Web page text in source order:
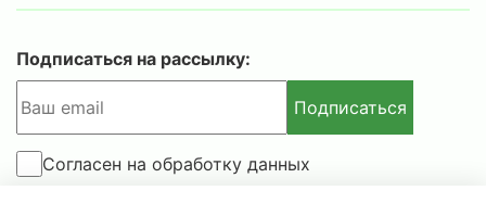
Подписаться на рассылку:
Подписаться
Согласен на обработку данных